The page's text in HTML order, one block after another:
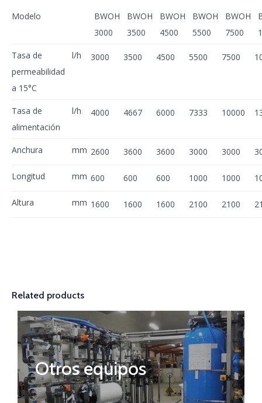
Modelo
BWOH
3000
BWOH
3500
BWOH
4500
BWOH
5500
BWOH
7500
Tasa de
permeabilidad
a 15°C
l/h 3000 3500 4500 5500 7500
Tasa de
alimentación
l/h 4000 4667 6000 7333 10000
Anchura mm 2600 3600 3600 3000 3000
Longitud mm 600 600 600 1000 1000
Altura mm 1600 1600 1600 2100 2100
Related products
Otros equipos